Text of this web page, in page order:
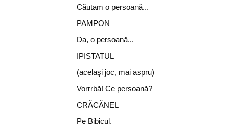
Căutam o persoană...
PAMPON
Da, o persoană...
IPISTATUL
(acelaşi joc, mai aspru)
Vorrrbă! Ce persoană?
CRĂCĂNEL
Pe Bibicul.